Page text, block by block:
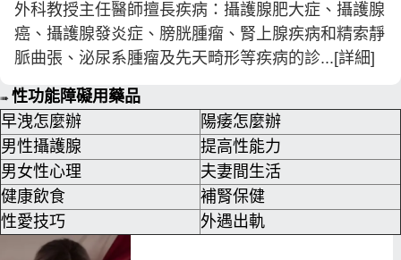
外科教授主任醫師擅長疾病：攝護腺肥大症、攝護腺
癌、攝護腺發炎症、膀胱腫瘤、腎上腺疾病和精索靜
脈曲張、泌尿系腫瘤及先天畸形等疾病的診...[詳細]
➠ 性功能障礙用藥品
早洩怎麼辦
陽痿怎麼辦
男性攝護腺
提高性能力
男女性心理
夫妻間生活
健康飲食
補腎保健
性愛技巧
外遇出軌